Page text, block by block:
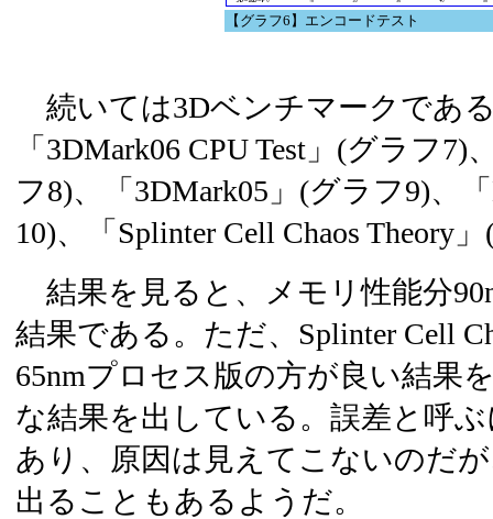
【グラフ6】エンコードテスト
続いては3Dベンチマークであ
「3DMark06 CPU Test」(グラフ7)
フ8)、「3DMark05」(グラフ9)、
10)、「Splinter Cell Chaos Theory
結果を見ると、メモリ性能分
結果である。ただ、Splinter Cell
65nmプロセス版の方が良い結果
な結果を出している。誤差と呼
あり、原因は見えてこないのだ
出ることもあるようだ。